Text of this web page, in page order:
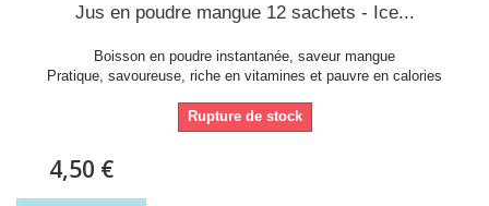
Jus en poudre mangue 12 sachets - Ice...
Boisson en poudre instantanée, saveur mangue
Pratique, savoureuse, riche en vitamines et pauvre en calories
Rupture de stock
4,50 €